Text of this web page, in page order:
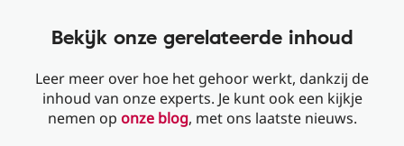
Bekijk onze gerelateerde inhoud
Leer meer over hoe het gehoor werkt, dankzij de
inhoud van onze experts. Je kunt ook een kijkje
nemen op onze blog, met ons laatste nieuws.